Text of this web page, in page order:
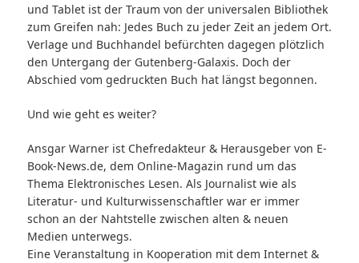
und Tablet ist der Traum von der universalen Bibliothek
zum Greifen nah: Jedes Buch zu jeder Zeit an jedem Ort.
Verlage und Buchhandel befürchten dagegen plötzlich
den Untergang der Gutenberg-Galaxis. Doch der
Abschied vom gedruckten Buch hat längst begonnen.
Und wie geht es weiter?
Ansgar Warner ist Chefredakteur & Herausgeber von E-
Book-News.de, dem Online-Magazin rund um das
Thema Elektronisches Lesen. Als Journalist wie als
Literatur- und Kulturwissenschaftler war er immer
schon an der Nahtstelle zwischen alten & neuen
Medien unterwegs.
Eine Veranstaltung in Kooperation mit dem Internet &